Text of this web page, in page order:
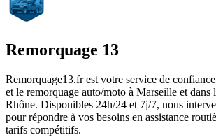
Remorquage 13
Remorquage13.fr est votre service de
et le remorquage auto/moto à Marseille et dans
Rhône. Disponibles 24h/24 et 7j/7, nous
pour répondre à vos besoins en assistance
tarifs compétitifs.